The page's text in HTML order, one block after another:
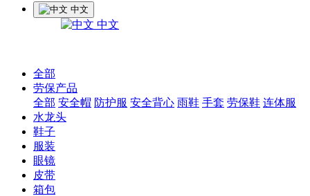
中文
中文
全部
劳保产品
全部 安全帽 防护服 安全背心 雨鞋 手套 劳保鞋 连体服
水龙头
鞋子
服装
眼镜
皮带
箱包